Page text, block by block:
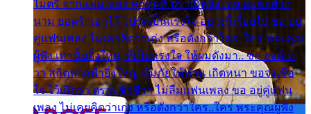
ไมตรี จากแฟนเพลง ทุกทุกที่ ปราณีหลั่งไหล ผมขอฝาก
นาม ยอดรักเอาไว้ โปรดเป็นแรงใจ อย่างนี้เรื่อยไป ขอ อยู่
คู่แฟนเพลง ไม่เคยคิดว่าเก่ง หรือดังกว่าใคร..ใคร พระคุณ
ผู้ฟัง เท่านั้นยิ่งใหญ่ ที่เป็นแรงใจ ให้ผมดังมา.. ขอ องค์เท
วา สถิตฟากฟ้ายิ่งใหญ่ คุ้มภัยให้ท่าน เถิดหนา ขอจงเชื่อ
ใจ ไว้เถิดว่า ตราบชั่วชีวา ไม่ลืมแฟนเพลง ขอ อยู่คู่แฟน
เพลง ไม่เคยคิดว่าเก่ง หรือดังกว่าใคร..ใคร พระคุณผู้ฟัง